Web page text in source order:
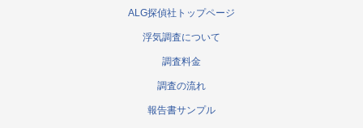
ALG探偵社トップページ
浮気調査について
調査料金
調査の流れ
報告書サンプル